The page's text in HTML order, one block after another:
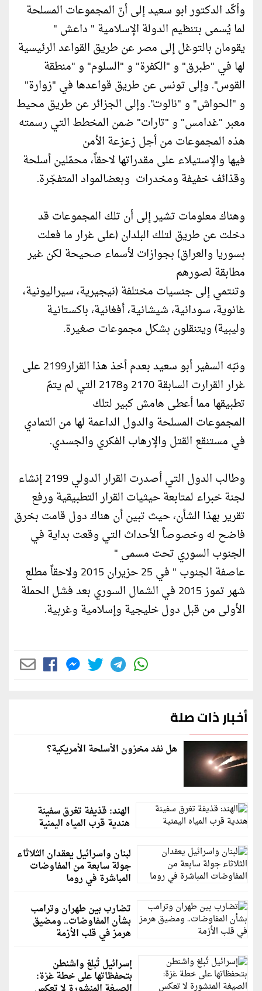
وأكّد الدكتور ابو سعيد إلى أنّ المجموعات المسلحة
لما يُسمى بتنظيم الدولة الإسلامية " داعش "
يقومان بالتوغل إلى مصر عن طريق القواعد الرئيسية
لها في "طبرق" و "الكفرة" و "السلوم" و "منطقة
القوس". وإلى تونس عن طريق قواعدها في "زوارة"
و "الحواش" و "نالوت". وإلى الجزائر عن طريق محيط
معبر "غدامس" و "تارات" ضمن المخطط التي رسمته
هذه المجموعات من أجل زعزعة الأمن
فيها والإستيلاء على مقدراتها لاحقاً، محمّلين أسلحة
وقذائف خفيفة ومخدرات وبعضالمواد المتفجّرة.
وهناك معلومات تشير إلى أن تلك المجموعات قد
دخلت عن طريق لتلك البلدان (على غرار ما فعلت
بسوريا والعراق) بجوازات لأسماء صحيحة لكن غير
مطابقة لصورهم
وتنتمي إلى جنسيات مختلفة (نيجيرية، سيراليونية،
غانوية، سودانية، شيشانية، أفغانية، باكستانية
وليبية) ويتنقلون بشكل مجموعات صغيرة.
ونبّه السفير أبو سعيد بعدم أخذ هذا القرار2199 على
غرار القرارت السابقة 2170 و2178 التي لم يتمّ
تطبيقها مما أعطى هامش كبير لتلك
المجموعات المسلحة والدول الداعمة لها من التمادي
في مستنقع القتل والإرهاب الفكري والجسدي.
وطالب الدول التي أصدرت القرار الدولي 2199 إنشاء
لجنة خبراء لمتابعة حيثيات القرار التطبيقية ورفع
تقرير بهذا الشأن، حيث تبين أن هناك دول قامت بخرق
فاضح له وخصوصاً الأحداث التي وقعت بداية في
الجنوب السوري تحت مسمى "
عاصفة الجنوب " في 25 حزيران 2015 ولاحقاً مطلع
شهر تموز 2015 في الشمال السوري بعد فشل الحملة
الأولى من قبل دول خليجية وإسلامية وغربية.
أخبار ذات صلة
هل نفد مخزون الأسلحة الأمريكية؟
الهند: قذيفة تغرق سفينة
هندية قرب المياه اليمنية
لبنان واسرائيل يعقدان الثلاثاء
جولة سابعة من المفاوضات
المباشرة في روما
تضارب بين طهران وترامب
بشأن المفاوضات.. ومضيق
هرمز في قلب الأزمة
إسرائيل تُبلغ واشنطن
بتحفظاتها على خطة غزة: